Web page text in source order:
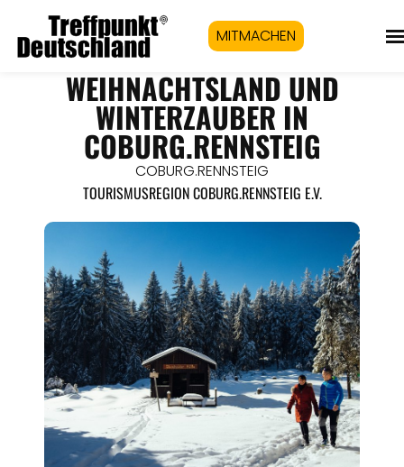
MITMACHEN
WEIHNACHTSLAND UND
WINTERZAUBER IN
COBURG.RENNSTEIG
COBURG.RENNSTEIG
TOURISMUSREGION COBURG.RENNSTEIG E.V.